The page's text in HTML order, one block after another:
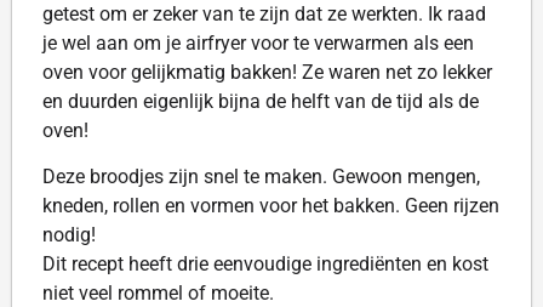
getest om er zeker van te zijn dat ze werkten. Ik raad
je wel aan om je airfryer voor te verwarmen als een
oven voor gelijkmatig bakken! Ze waren net zo lekker
en duurden eigenlijk bijna de helft van de tijd als de
oven!
Deze broodjes zijn snel te maken. Gewoon mengen,
kneden, rollen en vormen voor het bakken. Geen rijzen
nodig!
Dit recept heeft drie eenvoudige ingrediënten en kost
niet veel rommel of moeite.